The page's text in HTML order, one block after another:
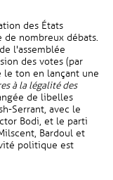
des États
de nombreux débats.
l'assemblée
des votes (par
le ton en lançant une
à la légalité des
de libelles
Serrant, avec le
Bodi, et le parti
Bardoul et
politique est